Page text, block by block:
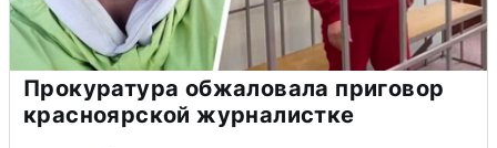
Прокуратура обжаловала приговор
красноярской журналистке